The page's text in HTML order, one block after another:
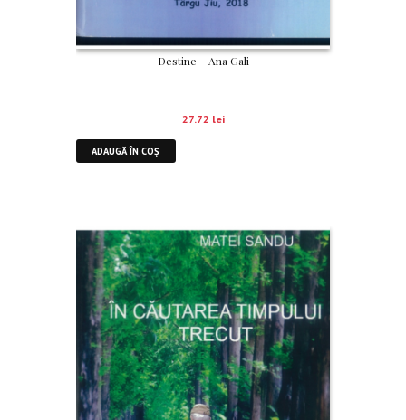
Destine – Ana Gali
27.72 lei
ADAUGĂ ÎN COȘ